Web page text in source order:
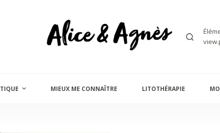
MIEUX ME CONNAÎTRE LITOTHÉRAPIE